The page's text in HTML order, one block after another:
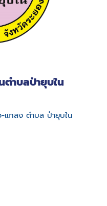
ตำบลป่ายุบใน
แกลง ตำบล ป่ายุบใน